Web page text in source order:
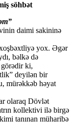
söhbət
daimi sakininə
yox. Əgər
bəlkə də
ki,
deyilən bir
mürəkkəb həyat
olaraq Dövlət
kollektivi ilə birgə
tanınan müharibə